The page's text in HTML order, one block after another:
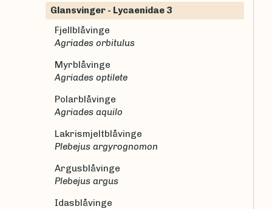
Glansvinger - Lycaenidae 3
Fjellblåvinge
Agriades orbitulus
Myrblåvinge
Agriades optilete
Polarblåvinge
Agriades aquilo
Lakrismjeltblåvinge
Plebejus argyrognomon
Argusblåvinge
Plebejus argus
Idasblåvinge